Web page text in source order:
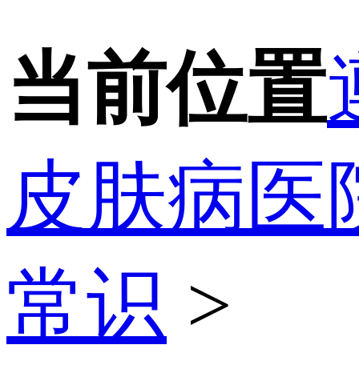
当前位置
皮肤病医
常识 >